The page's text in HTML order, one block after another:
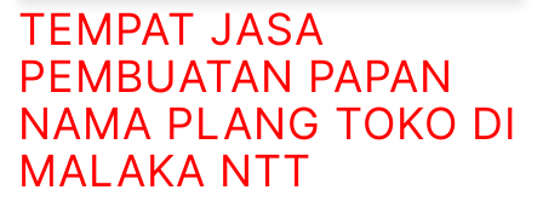
TEMPAT JASA
PEMBUATAN PAPAN
NAMA PLANG TOKO DI
MALAKA NTT